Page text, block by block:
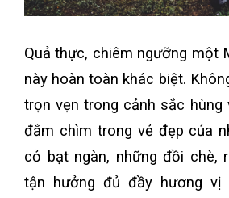
Quả thực, chiêm ngưỡng một
này hoàn toàn khác biệt.
trọn vẹn trong cảnh sắc
đắm chìm trong vẻ đẹp của
cỏ bạt ngàn, những đồi chè,
tận hưởng đủ đầy hương vị